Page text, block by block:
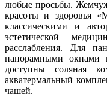
любые просьбы.
красоты и здоровья
классическими и
эстетической
расслабления. Для
панорамными окнами
доступны соляная
акватермальный
чашей.